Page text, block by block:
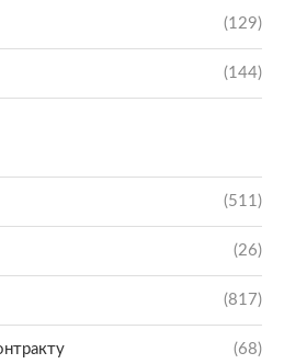
(129)
(144)
(511)
(26)
(817)
(68)